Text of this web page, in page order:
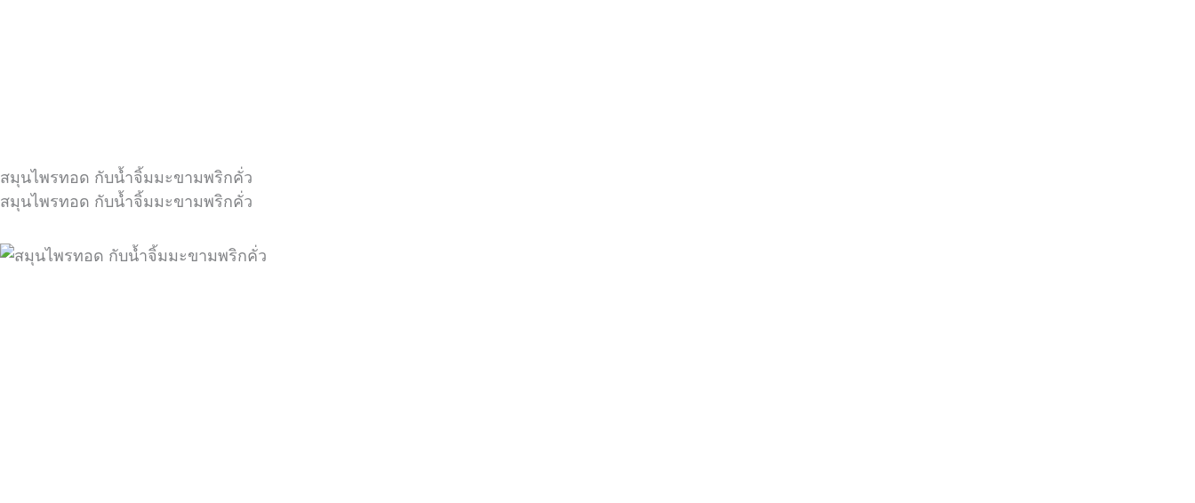
สมุนไพรทอด กับน้ำจิ้มมะขามพริกคั่ว
สมุนไพรทอด กับน้ำจิ้มมะขามพริกคั่ว